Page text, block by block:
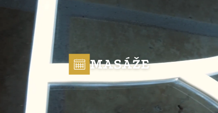
MASÁŽE